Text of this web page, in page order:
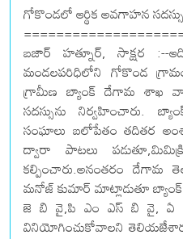
గోకొండలో ఆర్థిక అవగాహన
బజార్ హత్నూర్, సాక్షర :--
మండలపరిధిలోని గోకొండ
గ్రామీణ బ్యాంక్ దేగామ శాఖ
సదస్సును నిర్వహించారు.
సంఘాలు బలోపేతం తదితర
ద్వారా పాటలు
కల్పించారు.అనంతరం దేగామ
మనోజ్ కుమార్ మాట్లాడుతూ
జె బి వై,పి ఎం ఎస్ బి వై, ఏ
వినియోగించుకోవాలని